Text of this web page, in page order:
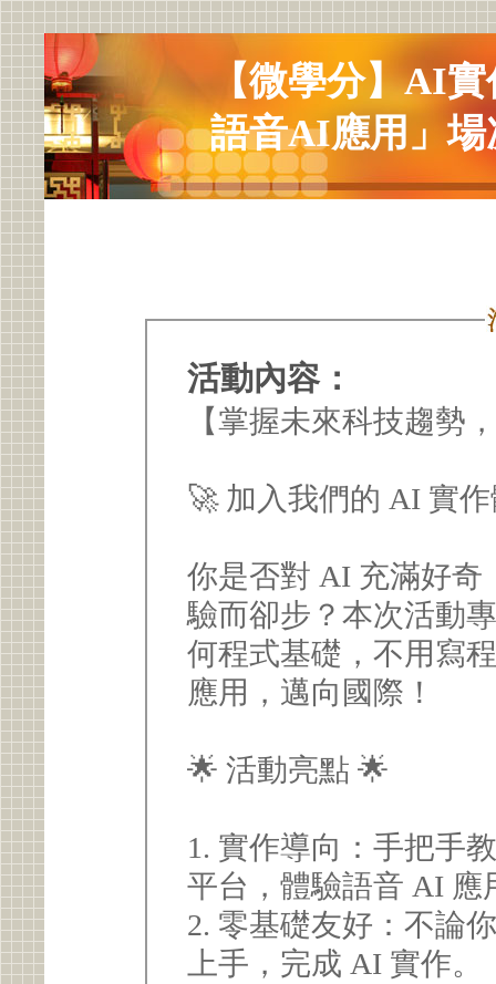
【微學分】AI
語音AI應用」場
活動內容：
【掌握未來科技趨勢
🚀 加入我們的 AI 實
你是否對 AI 充滿好奇
驗而卻步？本次活動
何程式基礎，不用寫
應用，邁向國際！
🌟 活動亮點 🌟
1. 實作導向：手把手
平台，體驗語音 AI
2. 零基礎友好：不論
上手，完成 AI 實作。